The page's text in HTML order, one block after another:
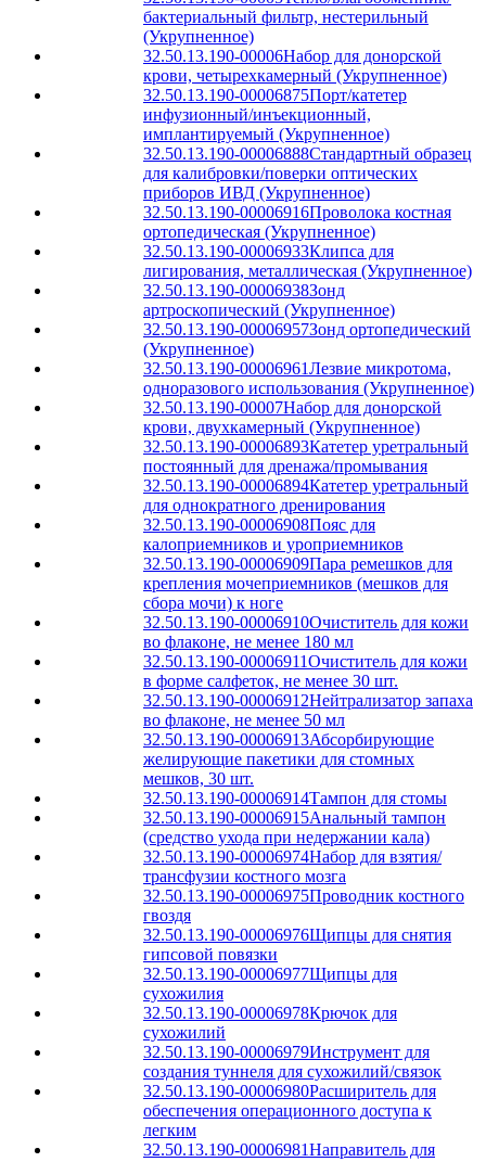
бактериальный фильтр, нестерильный
(Укрупненное)
32.50.13.190-00006Набор для донорской
крови, четырехкамерный (Укрупненное)
32.50.13.190-00006875Порт/катетер
инфузионный/инъекционный,
имплантируемый (Укрупненное)
32.50.13.190-00006888Стандартный образец
для калибровки/поверки оптических
приборов ИВД (Укрупненное)
32.50.13.190-00006916Проволока костная
ортопедическая (Укрупненное)
32.50.13.190-00006933Клипса для
лигирования, металлическая (Укрупненное)
32.50.13.190-00006938Зонд
артроскопический (Укрупненное)
32.50.13.190-00006957Зонд ортопедический
(Укрупненное)
32.50.13.190-00006961Лезвие микротома,
одноразового использования (Укрупненное)
32.50.13.190-00007Набор для донорской
крови, двухкамерный (Укрупненное)
32.50.13.190-00006893Катетер уретральный
постоянный для дренажа/промывания
32.50.13.190-00006894Катетер уретральный
для однократного дренирования
32.50.13.190-00006908Пояс для
калоприемников и уроприемников
32.50.13.190-00006909Пара ремешков для
крепления мочеприемников (мешков для
сбора мочи) к ноге
32.50.13.190-00006910Очиститель для кожи
во флаконе, не менее 180 мл
32.50.13.190-00006911Очиститель для кожи
в форме салфеток, не менее 30 шт.
32.50.13.190-00006912Нейтрализатор запаха
во флаконе, не менее 50 мл
32.50.13.190-00006913Абсорбирующие
желирующие пакетики для стомных
мешков, 30 шт.
32.50.13.190-00006914Тампон для стомы
32.50.13.190-00006915Анальный тампон
(средство ухода при недержании кала)
32.50.13.190-00006974Набор для взятия/
трансфузии костного мозга
32.50.13.190-00006975Проводник костного
гвоздя
32.50.13.190-00006976Щипцы для снятия
гипсовой повязки
32.50.13.190-00006977Щипцы для
сухожилия
32.50.13.190-00006978Крючок для
сухожилий
32.50.13.190-00006979Инструмент для
создания туннеля для сухожилий/связок
32.50.13.190-00006980Расширитель для
обеспечения операционного доступа к
легким
32.50.13.190-00006981Направитель для